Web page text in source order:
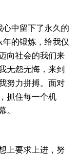
中留下了永久的
的锻炼，给我仅
向社会的我们来
无怨无悔，来到
努力拼搏。面对
抓住每一个机
。
要求上进，努